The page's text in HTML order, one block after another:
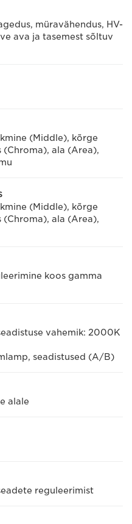
müravähendus, HV-
ava ja tasemest sõltuv
(Middle), kõrge
ala (Area),
(Middle), kõrge
ala (Area),
koos gamma
vahemik: 2000K
seadistused (A/B)
alale
reguleerimist